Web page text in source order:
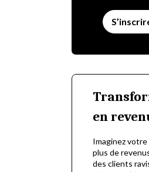
en
Imaginez
plus de
des clients